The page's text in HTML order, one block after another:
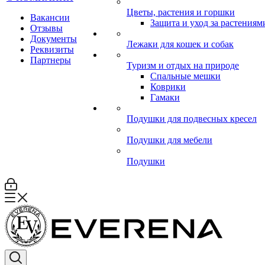
Вакансии
Отзывы
Документы
Реквизиты
Партнеры
Цветы, растения и горшки
Защита и уход за
Лежаки для кошек и собак
Туризм и отдых на природе
Спальные мешки
Коврики
Гамаки
Подушки для подвесных кресел
Подушки для мебели
Подушки